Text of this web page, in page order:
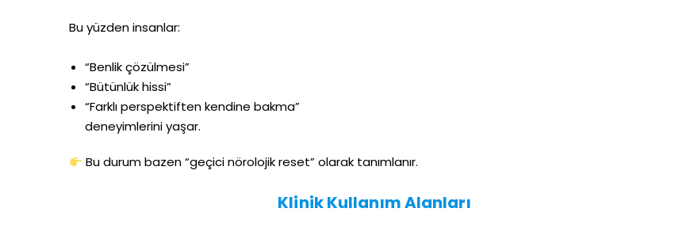
Bu yüzden insanlar:
“Benlik çözülmesi”
“Bütünlük hissi”
“Farklı perspektiften kendine bakma”
deneyimlerini yaşar.
Bu durum bazen “geçici nörolojik reset” olarak tanımlanır.
Klinik Kullanım Alanları